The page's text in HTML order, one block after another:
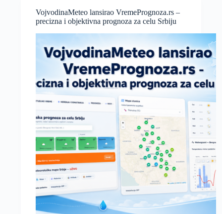
očekivati
Vojvodina
juna
VojvodinaMeteo lansirao VremePrognoza.rs –
precizna i objektivna prognoza za celu Srbiju